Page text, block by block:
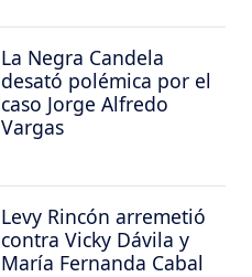
La Negra Candela
desató polémica por el
caso Jorge Alfredo
Vargas
Levy Rincón arremetió
contra Vicky Dávila y
María Fernanda Cabal